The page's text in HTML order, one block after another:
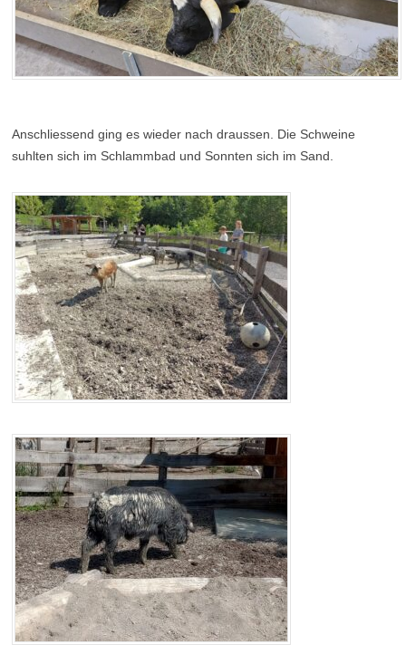
Anschliessend ging es wieder nach draussen. Die Schweine
suhlten sich im Schlammbad und Sonnten sich im Sand.